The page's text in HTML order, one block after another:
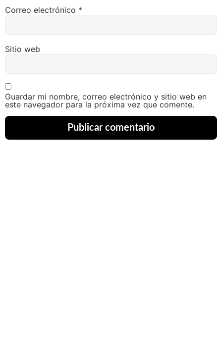
Correo electrónico *
Sitio web
Guardar mi nombre, correo electrónico y sitio web en
este navegador para la próxima vez que comente.